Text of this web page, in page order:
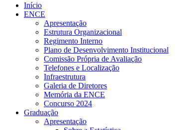
Início
ENCE
Apresentação
Estrutura Organizacional
Regimento Interno
Plano de Desenvolvimento Institucional
Comissão Própria de Avaliação
Telefones e Localização
Infraestrutura
Galeria de Diretores
Memória da ENCE
Concurso 2024
Graduação
Apresentação